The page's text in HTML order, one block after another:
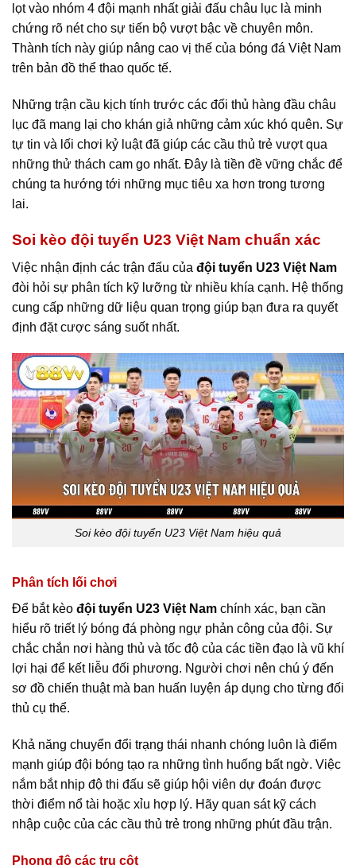
lọt vào nhóm 4 đội mạnh nhất giải đấu châu lục là minh
chứng rõ nét cho sự tiến bộ vượt bậc về chuyên môn.
Thành tích này giúp nâng cao vị thế của bóng đá Việt Nam
trên bản đồ thể thao quốc tế.
Những trận cầu kịch tính trước các đối thủ hàng đầu châu
lục đã mang lại cho khán giả những cảm xúc khó quên. Sự
tự tin và lối chơi kỷ luật đã giúp các cầu thủ trẻ vượt qua
những thử thách cam go nhất. Đây là tiền đề vững chắc để
chúng ta hướng tới những mục tiêu xa hơn trong tương
lai.
Soi kèo đội tuyển U23 Việt Nam chuẩn xác
Việc nhận định các trận đấu của đội tuyển U23 Việt Nam
đòi hỏi sự phân tích kỹ lưỡng từ nhiều khía cạnh. Hệ thống
cung cấp những dữ liệu quan trọng giúp bạn đưa ra quyết
định đặt cược sáng suốt nhất.
Soi kèo đội tuyển U23 Việt Nam hiệu quả
Phân tích lối chơi
Để bắt kèo đội tuyển U23 Việt Nam chính xác, bạn cần
hiểu rõ triết lý bóng đá phòng ngự phản công của đội. Sự
chắc chắn nơi hàng thủ và tốc độ của các tiền đạo là vũ khí
lợi hại để kết liễu đối phương. Người chơi nên chú ý đến
sơ đồ chiến thuật mà ban huấn luyện áp dụng cho từng đối
thủ cụ thể.
Khả năng chuyển đổi trạng thái nhanh chóng luôn là điểm
mạnh giúp đội bóng tạo ra những tình huống bất ngờ. Việc
nắm bắt nhịp độ thi đấu sẽ giúp hội viên dự đoán được
thời điểm nổ tài hoặc xỉu hợp lý. Hãy quan sát kỹ cách
nhập cuộc của các cầu thủ trẻ trong những phút đầu trận.
Phong độ các trụ cột